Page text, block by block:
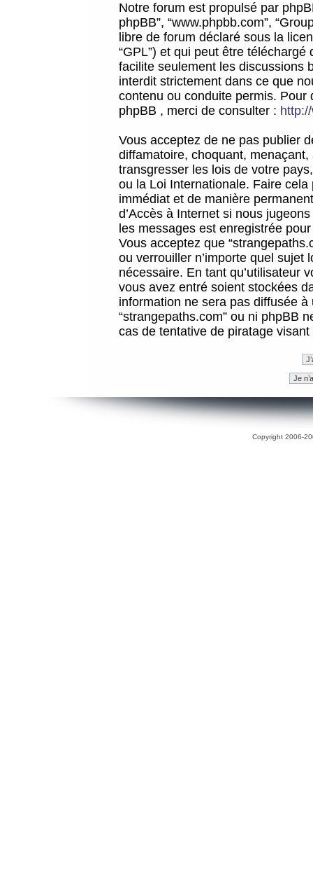
Notre forum est propulsé par
phpBB”, “www.phpbb.com”,
libre de forum déclaré sous la
“GPL”) et qui peut être téléchargé
facilite seulement les discussions
interdit strictement dans ce que
contenu ou conduite permis.
phpBB , merci de consulter :
Vous acceptez de ne pas publier
diffamatoire, choquant,
transgresser les lois de votre
ou la Loi Internationale. Faire
immédiat et de manière
d’Accès à Internet si nous
les messages est enregistrée
Vous acceptez que
ou verrouiller n’importe quel sujet
nécessaire. En tant qu’utilisateur
vous avez entré soient stockées
information ne sera pas diffusée
“strangepaths.com” ou ni phpBB
cas de tentative de piratage
Copyright 2006-